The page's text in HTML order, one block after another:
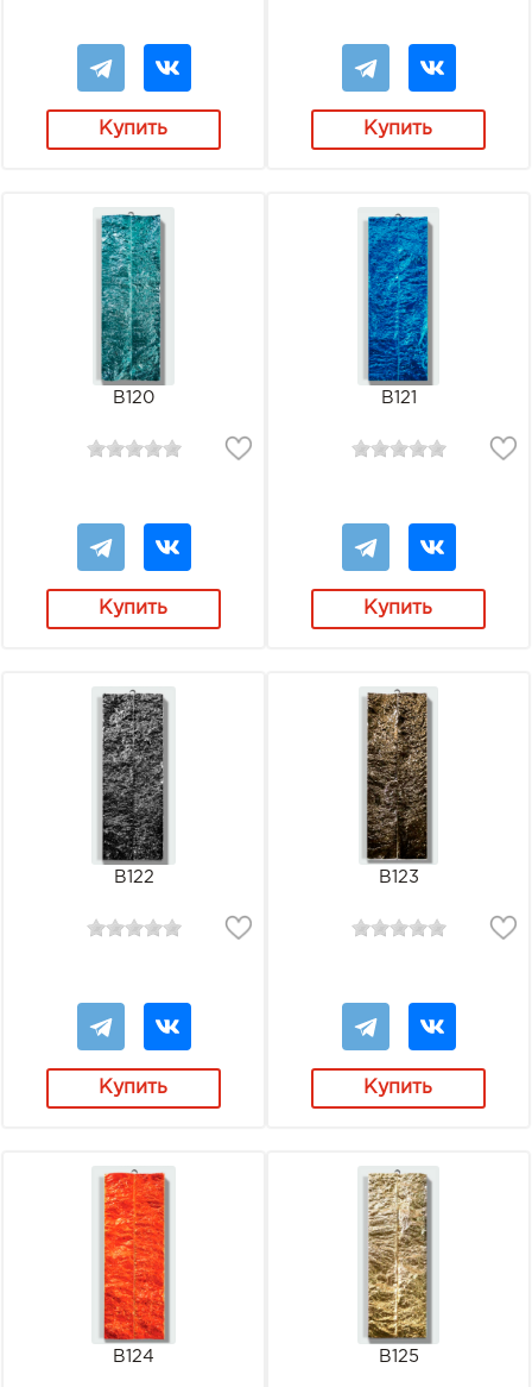
Купить Купить
В120
Купить
В121
Купить
В122
Купить
В123
Купить
В124 В125